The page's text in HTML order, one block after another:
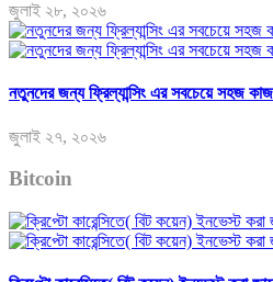
জুলাই ২৮, ২০২৬
নতুনদের জন্য ফ্রিল্যান্সিং এর সবচেয়ে সহজ
জুলাই ২৭, ২০২৬
Bitcoin